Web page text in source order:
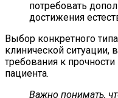
потребовать
достижения
Выбор конкретного
клинической ситуации,
требования к
пациента.
Важно понимать,